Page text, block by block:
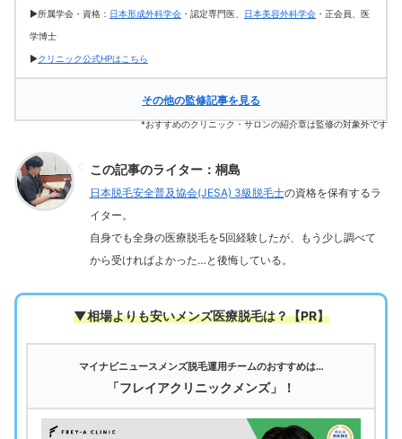
▶所属学会・資格： 日本形成外科学会 ・認定専門医、 日本美容外科学会 ・正会員、医
学博士
▶クリニック公式HPはこちら
その他の監修記事を見る
*おすすめのクリニック・サロンの紹介章は監修の対象外です
この記事のライター：桐島
日本脱毛安全普及協会(JESA) 3級脱毛士の資格を保有するラ
イター。
自身でも全身の医療脱毛を5回経験したが、もう少し調べて
から受ければよかった…と後悔している。
▼相場よりも安いメンズ医療脱毛は？【PR】
マイナビニュースメンズ脱毛運用チームのおすすめは…
「フレイアクリニックメンズ」！